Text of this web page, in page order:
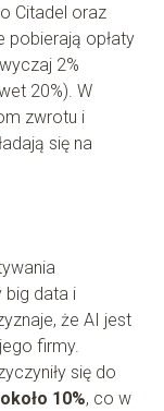
Citadel oraz
pobierają opłaty
2%
20%). W
zwrotu i
się na
big data i
że AI jest
firmy.
się do
10%, co w